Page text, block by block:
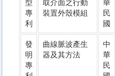
型
專
利
取介面之行動
裝置外殼模組
華
民
國
發
明
專
曲線脈波產生
器及其方法
中
華
民